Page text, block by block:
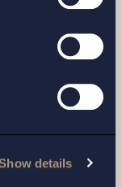
details